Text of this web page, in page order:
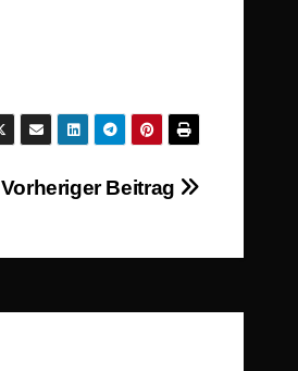
Vorheriger Beitrag